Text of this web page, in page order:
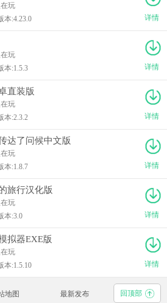
玩
本:4.23.0
详情
玩
本:1.5.3
详情
直装版
玩
本:2.3.2
详情
达了问候中文版
玩
本:1.8.7
详情
旅行汉化版
玩
本:3.0
详情
拟器EXE版
玩
本:1.5.10
详情
地图 最新发布 回顶部